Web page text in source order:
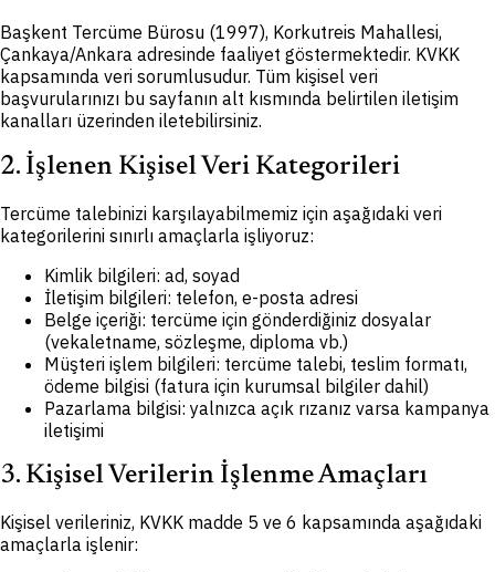
Başkent Tercüme Bürosu (1997), Korkutreis Mahallesi,
Çankaya/Ankara adresinde faaliyet göstermektedir. KVKK
kapsamında veri sorumlusudur. Tüm kişisel veri
başvurularınızı bu sayfanın alt kısmında belirtilen iletişim
kanalları üzerinden iletebilirsiniz.
2. İşlenen Kişisel Veri Kategorileri
Tercüme talebinizi karşılayabilmemiz için aşağıdaki veri
kategorilerini sınırlı amaçlarla işliyoruz:
Kimlik bilgileri: ad, soyad
İletişim bilgileri: telefon, e-posta adresi
Belge içeriği: tercüme için gönderdiğiniz dosyalar
(vekaletname, sözleşme, diploma vb.)
Müşteri işlem bilgileri: tercüme talebi, teslim formatı,
ödeme bilgisi (fatura için kurumsal bilgiler dahil)
Pazarlama bilgisi: yalnızca açık rızanız varsa kampanya
iletişimi
3. Kişisel Verilerin İşlenme Amaçları
Kişisel verileriniz, KVKK madde 5 ve 6 kapsamında aşağıdaki
amaçlarla işlenir: